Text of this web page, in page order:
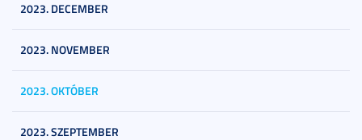
2023. DECEMBER
2023. NOVEMBER
2023. OKTÓBER
2023. SZEPTEMBER